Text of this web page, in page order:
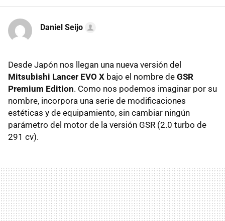
Daniel Seijo
Desde Japón nos llegan una nueva versión del
Mitsubishi Lancer EVO X bajo el nombre de GSR
Premium Edition. Como nos podemos imaginar por su
nombre, incorpora una serie de modificaciones
estéticas y de equipamiento, sin cambiar ningún
parámetro del motor de la versión GSR (2.0 turbo de
291 cv).